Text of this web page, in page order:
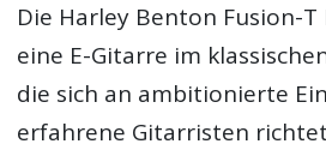
Die Harley Benton Fusion-T
eine E-Gitarre im
die sich an ambitionierte
erfahrene Gitarristen